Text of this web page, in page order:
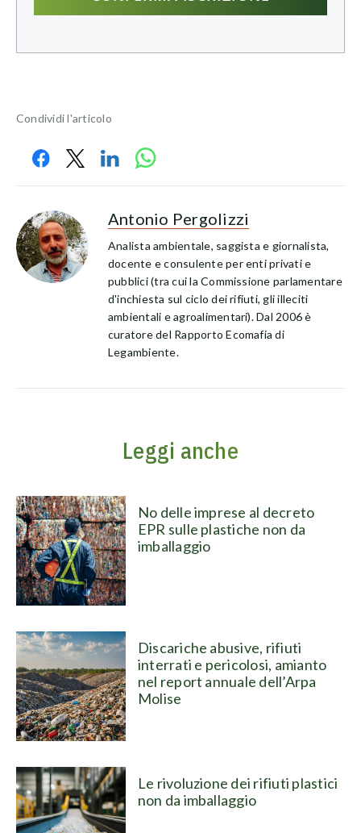
Condividi l'articolo
Antonio Pergolizzi
Analista ambientale, saggista e giornalista,
docente e consulente per enti privati e
pubblici (tra cui la Commissione parlamentare
d'inchiesta sul ciclo dei rifiuti, gli illeciti
ambientali e agroalimentari). Dal 2006 è
curatore del Rapporto Ecomafia di
Legambiente.
Leggi anche
No delle imprese al decreto
EPR sulle plastiche non da
imballaggio
Discariche abusive, rifiuti
interrati e pericolosi, amianto
nel report annuale dell’Arpa
Molise
Le rivoluzione dei rifiuti plastici
non da imballaggio